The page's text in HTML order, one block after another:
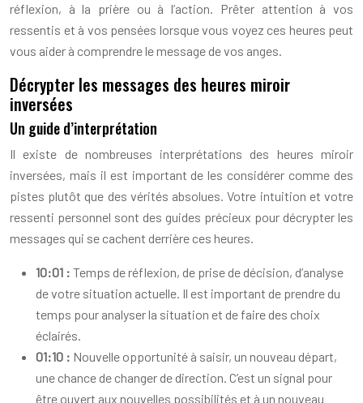
réflexion, à la prière ou à l’action. Prêter attention à vos
ressentis et à vos pensées lorsque vous voyez ces heures peut
vous aider à comprendre le message de vos anges.
Décrypter les messages des heures miroir
inversées
Un guide d’interprétation
Il existe de nombreuses interprétations des heures miroir
inversées, mais il est important de les considérer comme des
pistes plutôt que des vérités absolues. Votre intuition et votre
ressenti personnel sont des guides précieux pour décrypter les
messages qui se cachent derrière ces heures.
10:01 : Temps de réflexion, de prise de décision, d’analyse
de votre situation actuelle. Il est important de prendre du
temps pour analyser la situation et de faire des choix
éclairés.
01:10 : Nouvelle opportunité à saisir, un nouveau départ,
une chance de changer de direction. C’est un signal pour
être ouvert aux nouvelles possibilités et à un nouveau